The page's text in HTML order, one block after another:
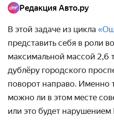
Редакция Авто.ру
В этой задаче из цикла
представить себя в роли
максимальной массой 2,6
дублёру городского
поворот направо. Именно
можно ли в этом месте
или это будет нарушением